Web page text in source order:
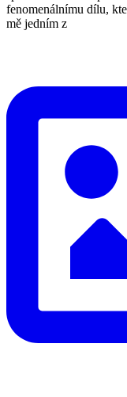
fenomenálnímu dílu,
mě jedním z